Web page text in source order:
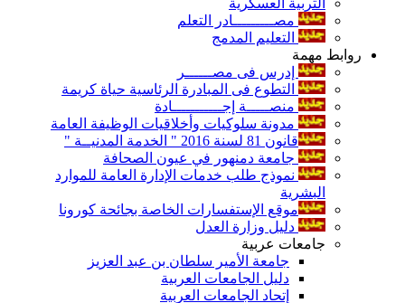
مصـــــــــادر التعلم
التعليم المدمج
روابط مهمة
إدرس فى مصــــــر
التطوع فى المبادرة الرئاسية حياة كريمة
منصـــــة إجـــــــــــادة
مدونة سلوكيات وأخلاقيات الوظيفة العامة
قانون 81 لسنة 2016 " الخدمة المدنيــة "
جامعة دمنهور في عيون الصحافة
نموذج طلب خدمات الإدارة العامة للموارد
البشرية
موقع الإستفسارات الخاصة بجائحة كورونا
دليل وزارة العدل
جامعات عربية
جامعة الأمير سلطان بن عبد العزيز
دليل الجامعات العربية
إتحاد الجامعات العربية